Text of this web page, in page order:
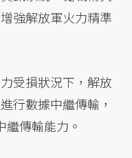
強解放軍火力精準
受損狀況下，解放
行數據中繼傳輸，
繼傳輸能力。